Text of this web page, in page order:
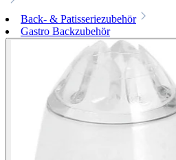
Back- & Patisseriezubehör
Gastro Backzubehör